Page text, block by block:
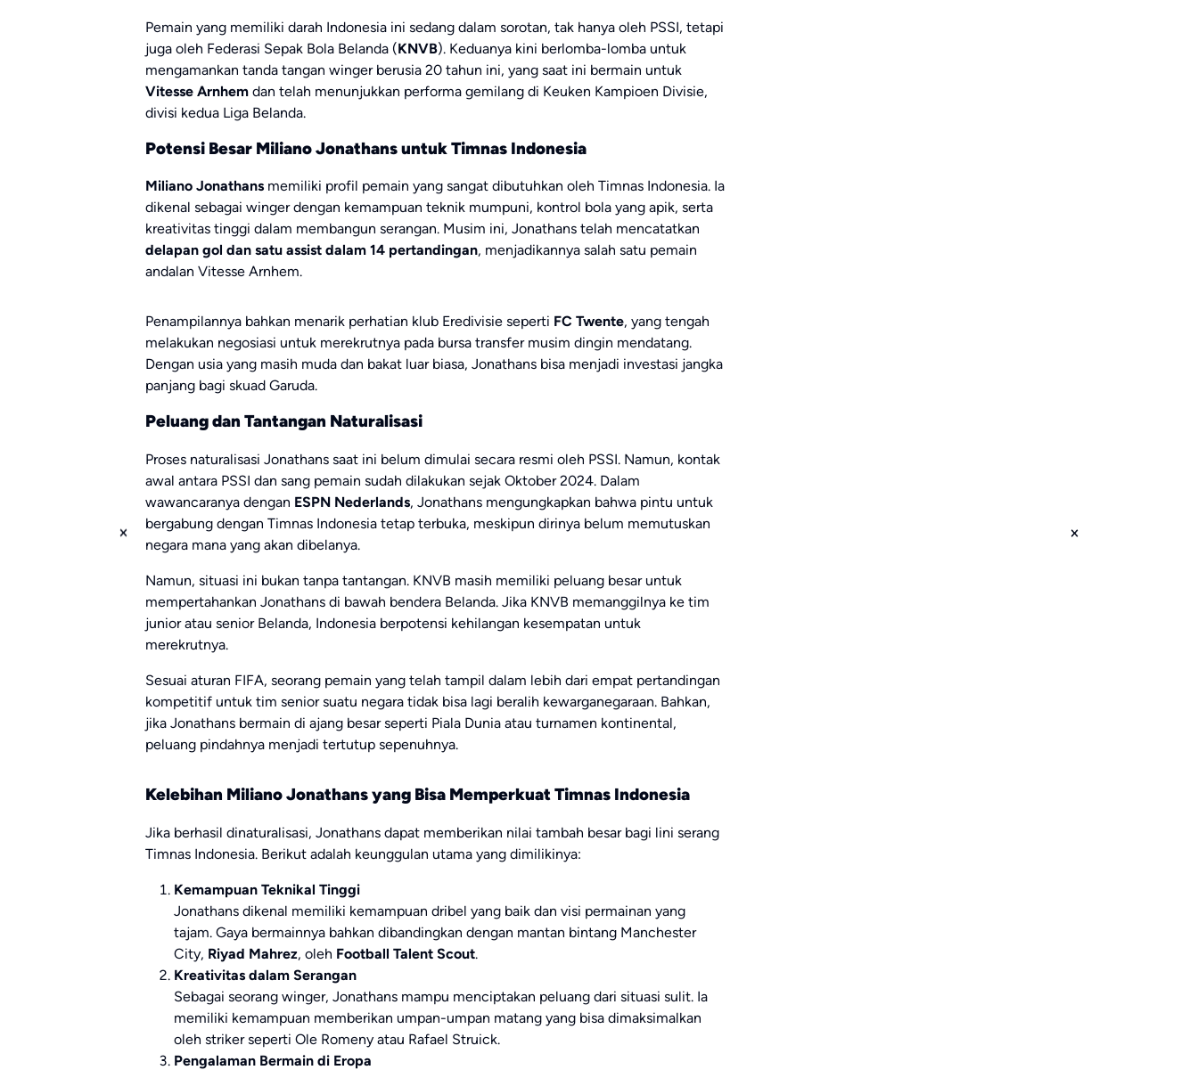
Pemain yang memiliki darah Indonesia ini sedang dalam sorotan, tak hanya oleh PSSI, tetapi
juga oleh Federasi Sepak Bola Belanda (KNVB). Keduanya kini berlomba-lomba untuk
mengamankan tanda tangan winger berusia 20 tahun ini, yang saat ini bermain untuk
Vitesse Arnhem dan telah menunjukkan performa gemilang di Keuken Kampioen Divisie,
divisi kedua Liga Belanda.
Potensi Besar Miliano Jonathans untuk Timnas Indonesia
Miliano Jonathans memiliki profil pemain yang sangat dibutuhkan oleh Timnas Indonesia. Ia
dikenal sebagai winger dengan kemampuan teknik mumpuni, kontrol bola yang apik, serta
kreativitas tinggi dalam membangun serangan. Musim ini, Jonathans telah mencatatkan
delapan gol dan satu assist dalam 14 pertandingan, menjadikannya salah satu pemain
andalan Vitesse Arnhem.
Penampilannya bahkan menarik perhatian klub Eredivisie seperti FC Twente, yang tengah
melakukan negosiasi untuk merekrutnya pada bursa transfer musim dingin mendatang.
Dengan usia yang masih muda dan bakat luar biasa, Jonathans bisa menjadi investasi jangka
panjang bagi skuad Garuda.
Peluang dan Tantangan Naturalisasi
Proses naturalisasi Jonathans saat ini belum dimulai secara resmi oleh PSSI. Namun, kontak
awal antara PSSI dan sang pemain sudah dilakukan sejak Oktober 2024. Dalam
wawancaranya dengan ESPN Nederlands, Jonathans mengungkapkan bahwa pintu untuk
bergabung dengan Timnas Indonesia tetap terbuka, meskipun dirinya belum memutuskan
negara mana yang akan dibelanya.
Namun, situasi ini bukan tanpa tantangan. KNVB masih memiliki peluang besar untuk
mempertahankan Jonathans di bawah bendera Belanda. Jika KNVB memanggilnya ke tim
junior atau senior Belanda, Indonesia berpotensi kehilangan kesempatan untuk
merekrutnya.
Sesuai aturan FIFA, seorang pemain yang telah tampil dalam lebih dari empat pertandingan
kompetitif untuk tim senior suatu negara tidak bisa lagi beralih kewarganegaraan. Bahkan,
jika Jonathans bermain di ajang besar seperti Piala Dunia atau turnamen kontinental,
peluang pindahnya menjadi tertutup sepenuhnya.
Kelebihan Miliano Jonathans yang Bisa Memperkuat Timnas Indonesia
Jika berhasil dinaturalisasi, Jonathans dapat memberikan nilai tambah besar bagi lini serang
Timnas Indonesia. Berikut adalah keunggulan utama yang dimilikinya:
Kemampuan Teknikal Tinggi
Jonathans dikenal memiliki kemampuan dribel yang baik dan visi permainan yang
tajam. Gaya bermainnya bahkan dibandingkan dengan mantan bintang Manchester
City, Riyad Mahrez, oleh Football Talent Scout.
Kreativitas dalam Serangan
Sebagai seorang winger, Jonathans mampu menciptakan peluang dari situasi sulit. Ia
memiliki kemampuan memberikan umpan-umpan matang yang bisa dimaksimalkan
oleh striker seperti Ole Romeny atau Rafael Struick.
Pengalaman Bermain di Eropa